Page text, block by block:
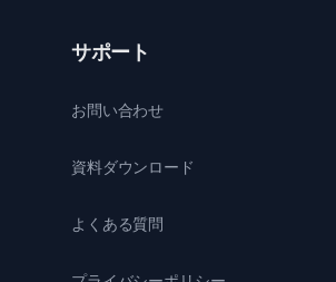
サポート
お問い合わせ
資料ダウンロード
よくある質問